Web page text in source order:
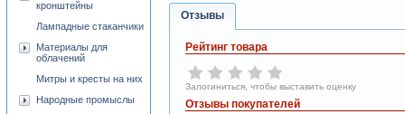
Отзывы
Рейтинг товара
Залогиниться, чтобы выставить оценку
Отзывы покупателей
кронштейны
Лампадные стаканчики
Материалы для
облачений
Митры и кресты на них
Народные промыслы